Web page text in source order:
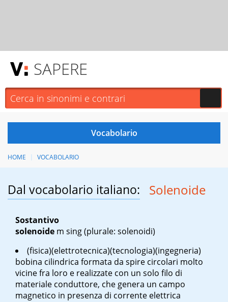
SAPERE
HOME VOCABOLARIO
Dal vocabolario italiano: Solenoide
Sostantivo
solenoide m sing(plurale: solenoidi)
(fisica)(elettrotecnica)(tecnologia)(ingegneria)
bobina cilindrica formata da spire circolari molto
vicine fra loro e realizzate con un solo filo di
materiale conduttore, che genera un campo
magnetico in presenza di corrente elettrica